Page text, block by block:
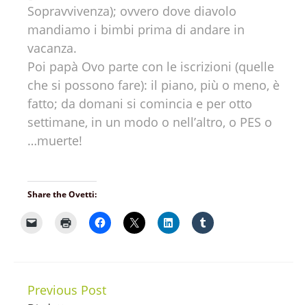
Sopravvivenza); ovvero dove diavolo
mandiamo i bimbi prima di andare in
vacanza.
Poi papà Ovo parte con le iscrizioni (quelle
che si possono fare): il piano, più o meno, è
fatto; da domani si comincia e per otto
settimane, in un modo o nell’altro, o PES o
…muerte!
Share the Ovetti:
Continue
Previous Post